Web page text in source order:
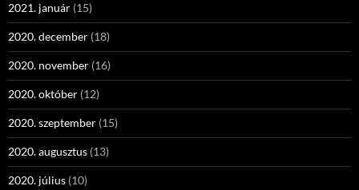
2021. január (15)
2020. december (18)
2020. november (16)
2020. október (12)
2020. szeptember (15)
2020. augusztus (13)
2020. július (10)